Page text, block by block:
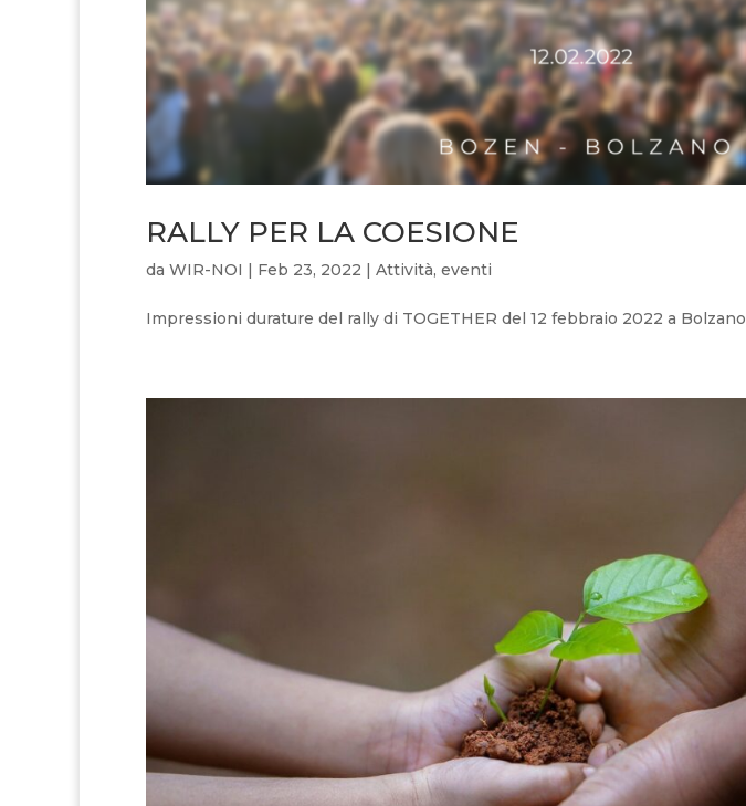
RALLY PER LA COESIONE
da WIR-NOI Feb 23, 2022 Attività, eventi
Impressioni durature del rally di TOGETHER del 12 febbraio 2022 a Bolzano